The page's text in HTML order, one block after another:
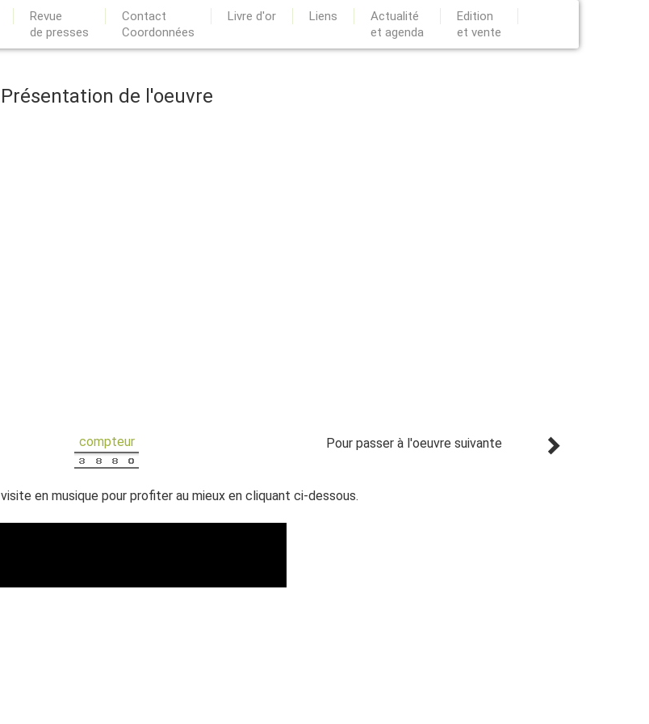
Revue
de presses
Contact
Coordonnées
Livre d'or Liens
Actualité
et agenda
Edition
et vente
Présentation de l'oeuvre
Pour passer à l'oeuvre suivante
compteur
en musique pour profiter au mieux en cliquant ci-dessous.